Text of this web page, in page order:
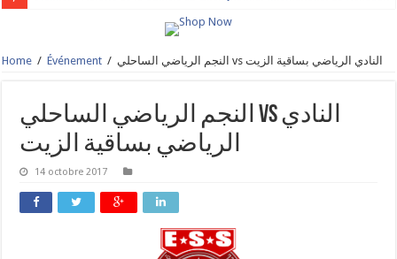
Home / Événement / النجم الرياضي الساحلي vs النادي الرياضي بساقية الزيت
النجم الرياضي الساحلي vs النادي
الرياضي بساقية الزيت
14 octobre 2017